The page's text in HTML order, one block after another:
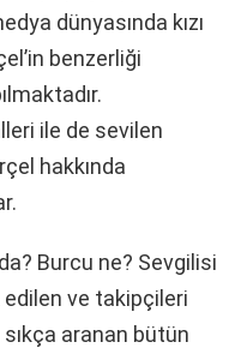
dünyasında kızı
benzerliği
ile de sevilen
hakkında
Burcu ne? Sevgilisi
edilen ve takipçileri
aranan bütün